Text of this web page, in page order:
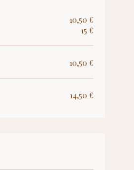
10,50 €
15 €
10,50 €
14,50 €